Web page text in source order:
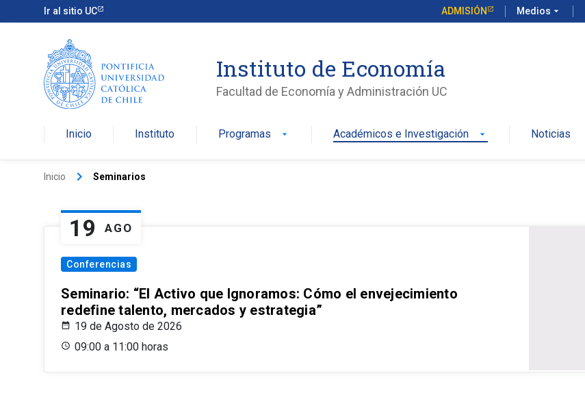
Ir al sitio UC ADMISIÓN Medios arrow_drop_down
Instituto de Economía
Facultad de Economía y Administración UC
Inicio Instituto Programas arrow_drop_down Académicos e Investigación arrow_drop_down Noticias
Inicio keyboard_arrow_right Seminarios
19 AGO
Conferencias
Seminario: “El Activo que Ignoramos: Cómo el envejecimiento
redefine talento, mercados y estrategia”
19 de Agosto de 2026
09:00 a 11:00 horas